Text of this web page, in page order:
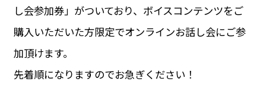
し会参加券」がついており、ボイスコンテンツをご
購入いただいた方限定でオンラインお話し会にご参
加頂けます。
先着順になりますのでお急ぎください！